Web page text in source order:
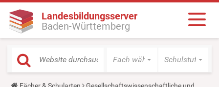
Landesbildungsserver
Baden-Württemberg
Fach wählen Schulstufe
Y